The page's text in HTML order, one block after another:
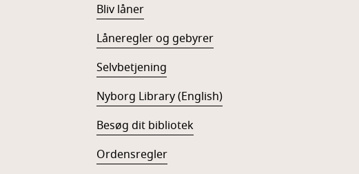
Bliv låner
Låneregler og gebyrer
Selvbetjening
Nyborg Library (English)
Besøg dit bibliotek
Ordensregler